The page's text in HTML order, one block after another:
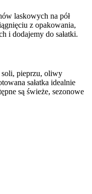
laskowych na pół
z opakowania,
i dodajemy do sałatki.
soli, pieprzu, oliwy
sałatka idealnie
są świeże, sezonowe